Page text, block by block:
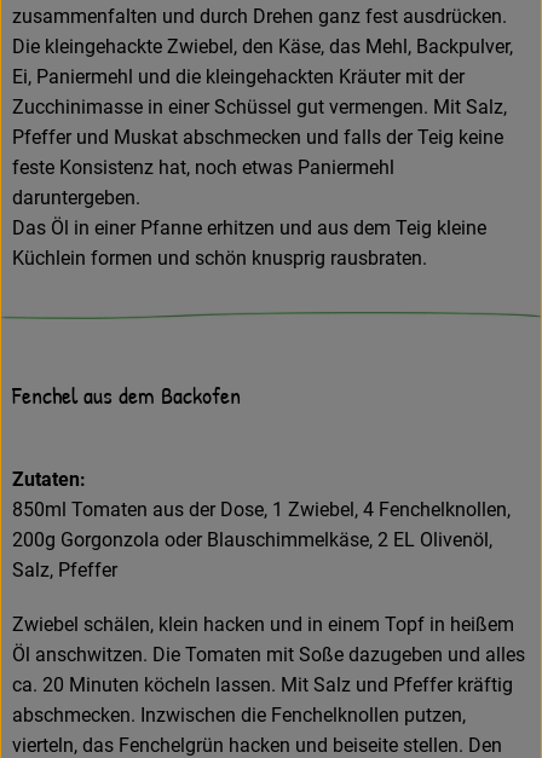
zusammenfalten und durch Drehen ganz fest ausdrücken.
Die kleingehackte Zwiebel, den Käse, das Mehl, Backpulver,
Ei, Paniermehl und die kleingehackten Kräuter mit der
Zucchinimasse in einer Schüssel gut vermengen. Mit Salz,
Pfeffer und Muskat abschmecken und falls der Teig keine
feste Konsistenz hat, noch etwas Paniermehl
daruntergeben.
Das Öl in einer Pfanne erhitzen und aus dem Teig kleine
Küchlein formen und schön knusprig rausbraten.
Fenchel aus dem Backofen
Zutaten:
850ml Tomaten aus der Dose, 1 Zwiebel, 4 Fenchelknollen,
200g Gorgonzola oder Blauschimmelkäse, 2 EL Olivenöl,
Salz, Pfeffer
Zwiebel schälen, klein hacken und in einem Topf in heißem
Öl anschwitzen. Die Tomaten mit Soße dazugeben und alles
ca. 20 Minuten köcheln lassen. Mit Salz und Pfeffer kräftig
abschmecken. Inzwischen die Fenchelknollen putzen,
vierteln, das Fenchelgrün hacken und beiseite stellen. Den